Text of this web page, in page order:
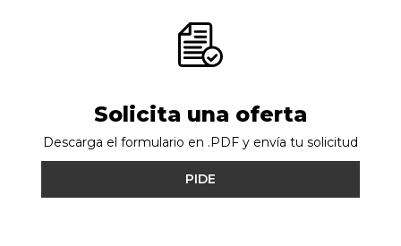
Solicita una oferta
Descarga el formulario en .PDF y envía tu solicitud
PIDE